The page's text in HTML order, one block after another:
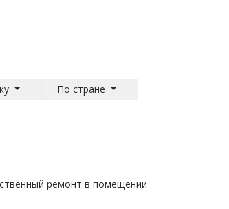
По стране
ремонт в помещении